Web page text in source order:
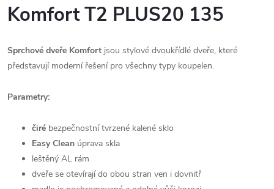
KomfortT2 PLUS20 135
Sprchové dveře Komfort jsou stylové dvoukřídlé dveře, které
představují moderní řešení pro všechny typy koupelen.
Parametry:
čiré bezpečnostní tvrzené kalené sklo
Easy Clean úprava skla
leštěný AL rám
dveře se otevírají do obou stran ven i dovnitř